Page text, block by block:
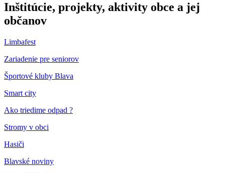
Inštitúcie, projekty, aktivity obce a jej
občanov
Limbafest
Zariadenie pre seniorov
Športové kluby Blava
Smart city
Ako triedime odpad ?
Stromy v obci
Hasiči
Blavské noviny